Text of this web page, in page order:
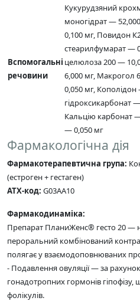
Вспомогальні
речовини
Кукурудзяний
моногідрат —
0,100 мг, Повидон
стеарилфумарат —
целюлоза 200 —
6,000 мг, Макрогол
0,050 мг,
гідроксикарбонат
Кальцію карбонат
— 0,050 мг
Фармакологічна дія
Фармакотерапевтична група:
(естроген + гестаген)
ATX-код: G03AA10
Фармакодинаміка:
Препарат ПланиЖенс® гесто 20 —
пероральний комбінований
полягає у взаємодоповнюваних
- Подавлення овуляції — за
гонадотропних гормонів гіпофізу,
фолікулів.